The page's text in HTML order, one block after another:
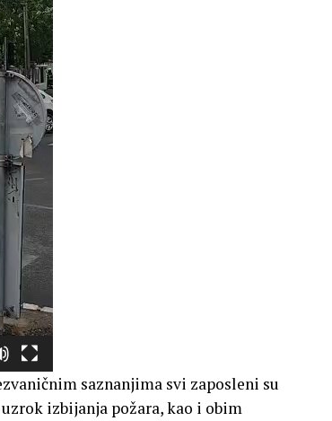
saznanjima svi zaposleni su
izbijanja požara, kao i obim